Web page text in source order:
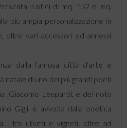
rustici di mq. 152 e mq.
più ampia personalizzazione in
oltre vari accessori ed annessi
dalla famosa città d'arte e
natale di uno dei più grandi poeti
,Giacomo Leopardi, e del noto
Gigli, è avvolta dalla poetica
, tra uliveti e vigneti, oltre ad